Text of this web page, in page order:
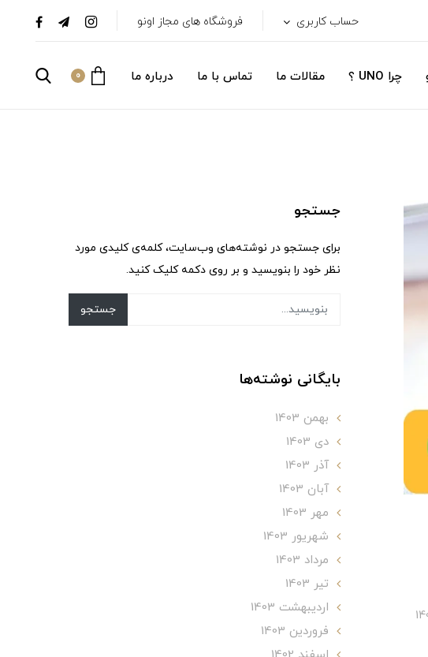
حساب کاربری فروشگاه های مجاز اونو
چرا UNO ؟ مقالات ما تماس با ما درباره ما 0
جستجو
برای جستجو در نوشته‌های وب‌سایت، کلمه‌ی کلیدی مورد
نظر خود را بنویسید و بر روی دکمه کلیک کنید.
جستجو
بایگانی نوشته‌ها
بهمن 1403
دی 1403
آذر 1403
آبان 1403
مهر 1403
شهریور 1403
مرداد 1403
تير 1403
ارديبهشت 1403
فروردین 1403